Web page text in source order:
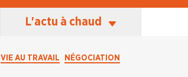
L'actu à chaud
Les Équipes En Action
VIE AU TRAVAIL NÉGOCIATION